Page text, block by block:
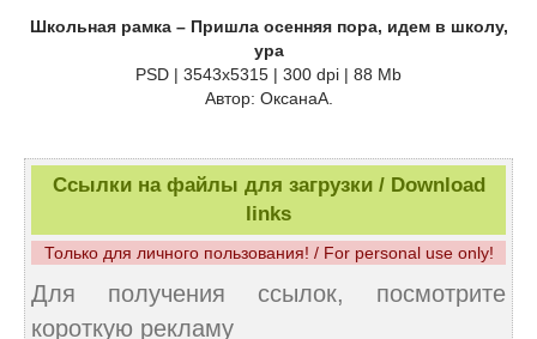
Школьная рамка – Пришла осенняя пора, идем в школу,
ура
PSD | 3543x5315 | 300 dpi | 88 Mb
Автор: ОксанаА.
Ссылки на файлы для загрузки / Download
links
Только для личного пользования! / For personal use only!
Для получения ссылок, посмотрите
короткую рекламу